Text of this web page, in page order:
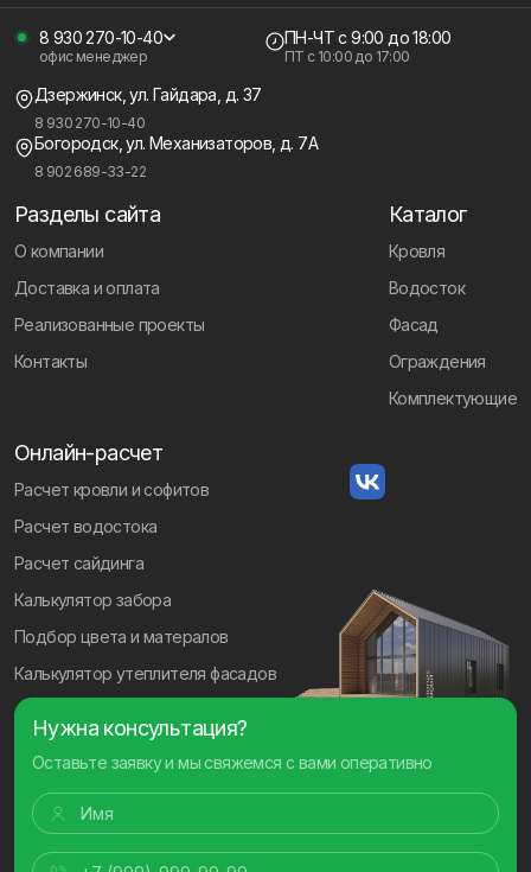
8 930 270-10-40
офис менеджер
ПН-ЧТс 9:00 до 18:00
ПТ с 10:00 до 17:00
Дзержинск, ул. Гайдара, д. 37
8 930 270-10-40
Богородск, ул. Механизаторов, д. 7А
8 902 689-33-22
Разделы сайта
О компании
Доставка и оплата
Реализованные проекты
Контакты
Каталог
Кровля
Водосток
Фасад
Ограждения
Комплектующие
Онлайн-расчет
Расчет кровли и софитов
Расчет водостока
Расчет сайдинга
Калькулятор забора
Подбор цвета и матералов
Калькулятор утеплителя фасадов
Нужна консультация?
Оставьте заявку и мы свяжемся с вами оперативно